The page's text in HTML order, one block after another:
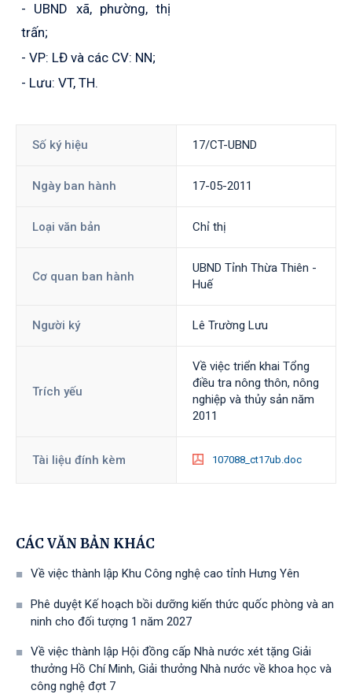
- UBND xã, phường, thị
trấn;
- VP: LĐ và các CV: NN;
- Lưu: VT, TH.
Số ký hiệu 17/CT-UBND
Ngày ban hành 17-05-2011
Loại văn bản Chỉ thị
Cơ quan ban hành
UBND Tỉnh Thừa Thiên -
Huế
Người ký Lê Trường Lưu
Trích yếu
Về việc triển khai Tổng
điều tra nông thôn, nông
nghiệp và thủy sản năm
2011
Tài liệu đính kèm 107088_ct17ub.doc
CÁC VĂN BẢN KHÁC
Về việc thành lập Khu Công nghệ cao tỉnh Hưng Yên
Phê duyệt Kế hoạch bồi dưỡng kiến thức quốc phòng và an
ninh cho đối tượng 1 năm 2027
Về việc thành lập Hội đồng cấp Nhà nước xét tặng Giải
thưởng Hồ Chí Minh, Giải thưởng Nhà nước về khoa học và
công nghệ đợt 7